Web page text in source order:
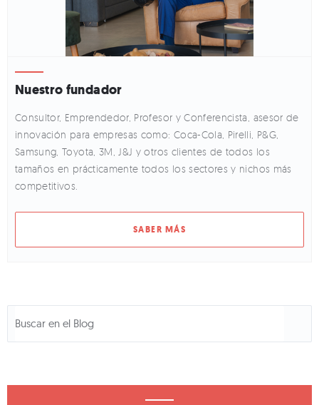
Nuestro fundador
Consultor, Emprendedor, Profesor y Conferencista, asesor de
innovación para empresas como: Coca-Cola, Pirelli, P&G,
Samsung, Toyota, 3M, J&J y otros clientes de todos los
tamaños en prácticamente todos los sectores y nichos más
competitivos.
SABER MÁS